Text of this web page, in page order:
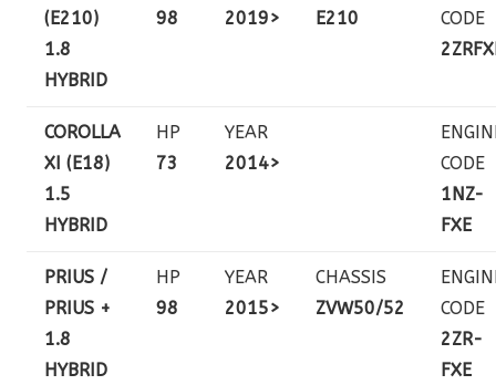
(E210)
1.8
HYBRID
98
2019>
E210
CODE
COROLLA
XI (E18)
1.5
HYBRID
HP
73
YEAR
2014>
CODE
1NZ-
FXE
PRIUS /
PRIUS +
1.8
HYBRID
HP
98
YEAR
2015>
CHASSIS
ZVW50/52
CODE
2ZR-
FXE